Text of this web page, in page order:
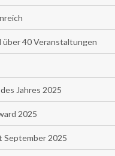
über 40 Veranstaltungen
Jahres 2025
2025
September 2025